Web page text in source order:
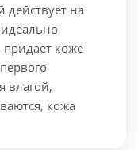
на
придает коже
влагой,
кожа